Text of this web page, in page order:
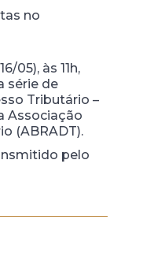
no
05), às 11h,
série de
Tributário –
Associação
(ABRADT).
pelo